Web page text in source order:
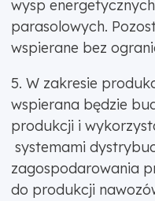
wysp
parasolowych.
wspierane bez
5. W zakresie
wspierana będzie
produkcji i
systemami
zagospodarowania
do produkcji